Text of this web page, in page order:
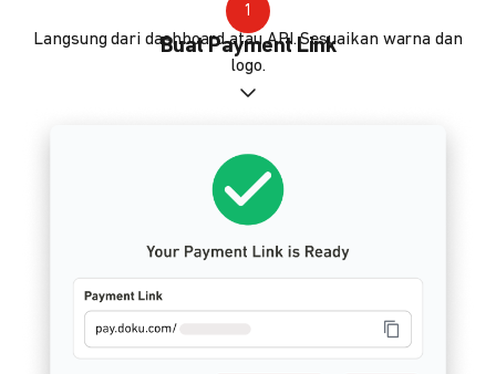
1
Buat Payment Link
Langsung dari dashboard atau API. Sesuaikan warna dan
logo.